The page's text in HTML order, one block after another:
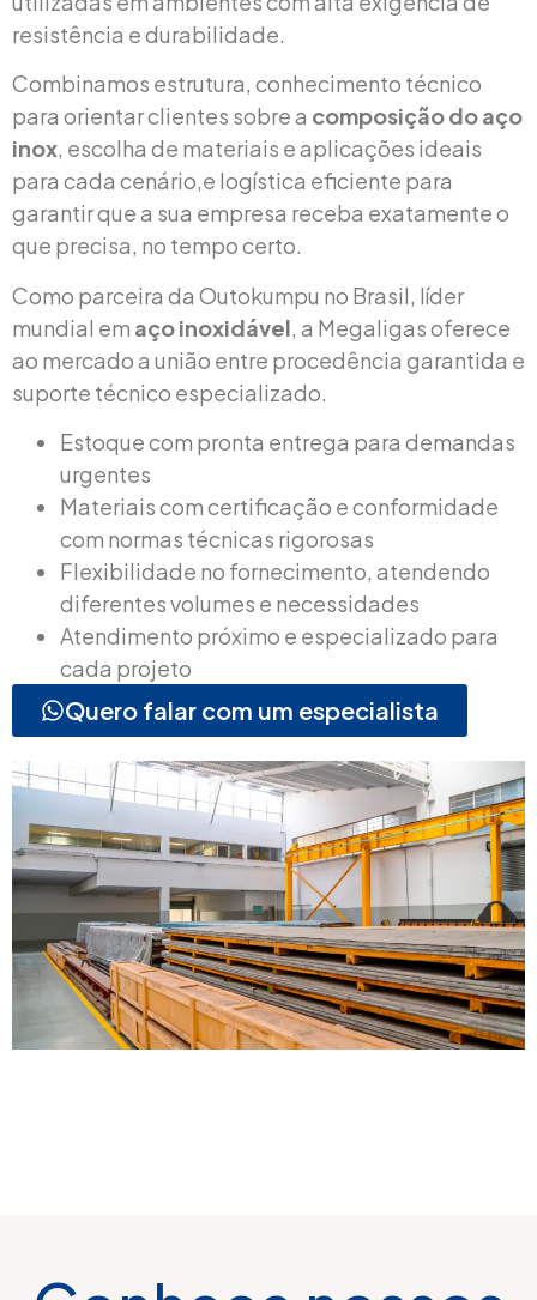
resistência e durabilidade.
Combinamos estrutura, conhecimento técnico
para orientar clientes sobre a composição do aço
inox, escolha de materiais e aplicações ideais
para cada cenário,e logística eficiente para
garantir que a sua empresa receba exatamente o
que precisa, no tempo certo.
Como parceira da Outokumpu no Brasil, líder
mundial em aço inoxidável, a Megaligas oferece
ao mercado a união entre procedência garantida e
suporte técnico especializado.
Estoque com pronta entrega para demandas
urgentes
Materiais com certificação e conformidade
com normas técnicas rigorosas
Flexibilidade no fornecimento, atendendo
diferentes volumes e necessidades
Atendimento próximo e especializado para
cada projeto
Quero falar com um especialista